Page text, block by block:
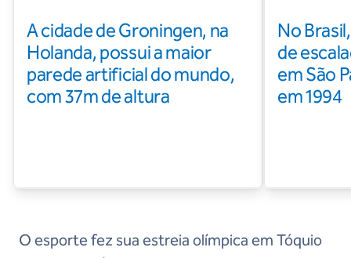
A cidade de Groningen, na
Holanda, possui a maior
parede artificial do mundo,
com 37m de altura
No
de
em São
em 1994
O esporte fez sua estreia olímpica em Tóquio